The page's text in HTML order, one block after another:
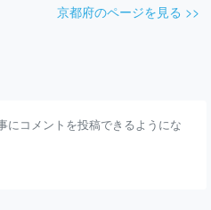
京都府のページを見る >>
にコメントを投稿できるようにな